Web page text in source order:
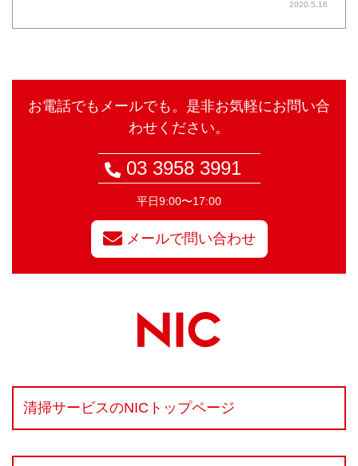
2020.5.16
お電話でもメールでも。是非お気軽にお問い合
わせください。
03 3958 3991
平日9:00〜17:00
メールで問い合わせ
清掃サービスのNICトップページ